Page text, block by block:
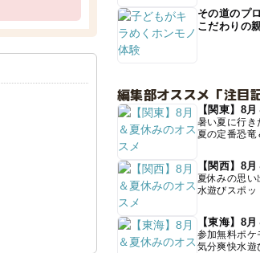
その道のプ
こだわりの
編集部オススメ「注目
【関東】8
暑い夏に行き
夏の定番恐竜
【関西】8
夏休みの思い
水遊びスポッ
【東海】8
参加無料ポケ
気分爽快水遊